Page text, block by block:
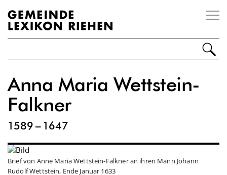
Personen
Orte
Organisationen
Anna Maria Wettstein-
Falkner
1589 – 647
Brief von Anne Maria Wettstein-Falkner an ihren Mann Johann
Rudolf Wettstein, Ende Januar 1633